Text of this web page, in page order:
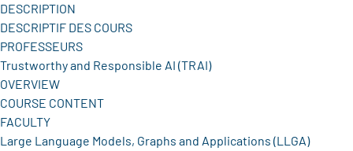
DESCRIPTION
DESCRIPTIF DES COURS
PROFESSEURS
Trustworthy and Responsible AI (TRAI)
OVERVIEW
COURSE CONTENT
FACULTY
Large Language Models, Graphs and Applications (LLGA)